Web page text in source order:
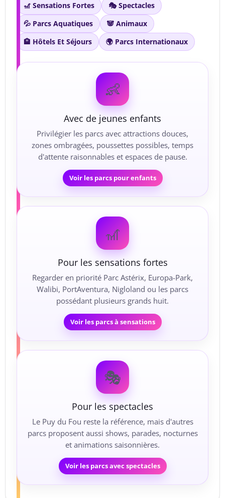
🎢 Sensations Fortes
🎭 Spectacles
💦 Parcs Aquatiques
🐼 Animaux
🏨 Hôtels Et Séjours
🌍 Parcs Internationaux
👶
Avec de jeunes enfants
Privilégier les parcs avec attractions douces,
zones ombragées, poussettes possibles, temps
d'attente raisonnables et espaces de pause.
Voir les parcs pour enfants
🎢
Pour les sensations fortes
Regarder en priorité Parc Astérix, Europa-Park,
Walibi, PortAventura, Nigloland ou les parcs
possédant plusieurs grands huit.
Voir les parcs à sensations
🎭
Pour les spectacles
Le Puy du Fou reste la référence, mais d'autres
parcs proposent aussi shows, parades, nocturnes
et animations saisonnières.
Voir les parcs avec spectacles